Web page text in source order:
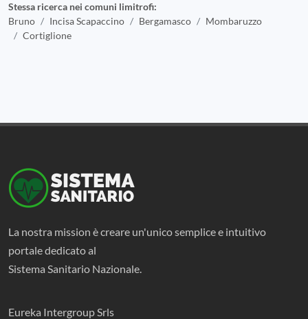
Stessa ricerca nei comuni limitrofi:
Bruno
Incisa Scapaccino Bergamasco
Mombaruzzo
Cortiglione
La nostra mission è creare un'unico semplice e intuitivo
portale dedicato al
Sistema Sanitario Nazionale.
Eureka Intergroup Srls